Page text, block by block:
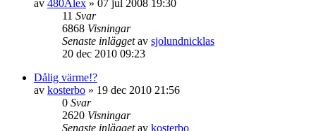
av 480Alex » 07 jul 2008 19:30
11 Svar
6868 Visningar
Senaste inläggetav sjolundnicklas
20 dec 2010 09:23
Dålig värme!?
av kosterbo » 19 dec 2010 21:56
0 Svar
2620 Visningar
Senaste inläggetav kosterbo